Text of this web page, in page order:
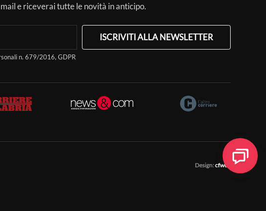
e riceverai tutte le novità in anticipo.
ISCRIVITI ALLA NEWSLETTER
n. 679/2016, GDPR
Design:cfweb